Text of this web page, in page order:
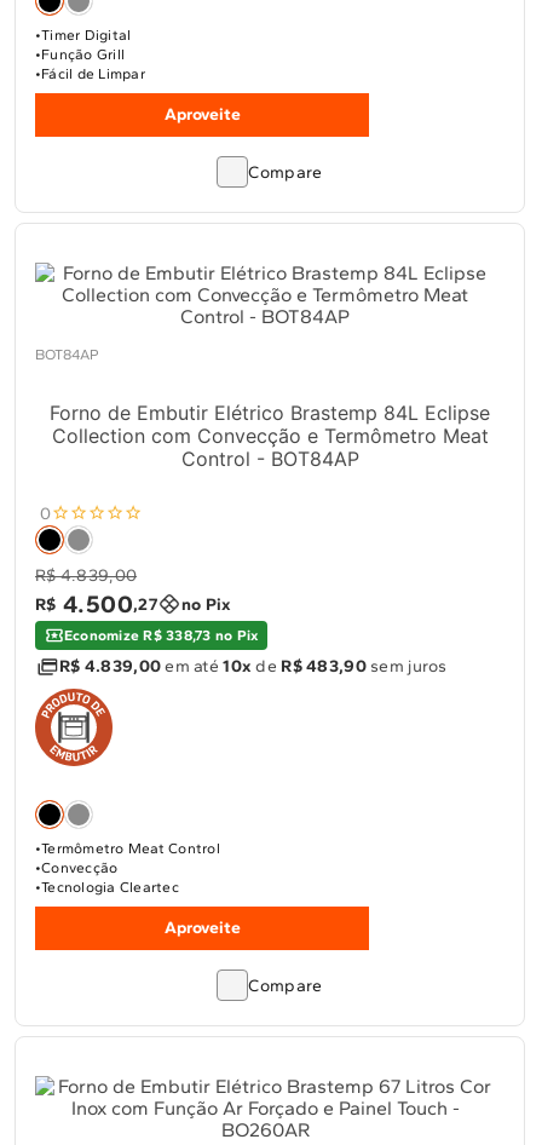
Timer Digital
Função Grill
Fácil de Limpar
Aproveite
Compare
BOT84AP
Forno de Embutir Elétrico Brastemp 84L Eclipse
Collection com Convecção e Termômetro Meat
Control - BOT84AP
0
R$ 4.839,00
R$ 4.500,27 no Pix
Economize R$ 338,73 no Pix
R$ 4.839,00em até10x de R$ 483,90sem juros
Termômetro Meat Control
Convecção
Tecnologia Cleartec
Aproveite
Compare